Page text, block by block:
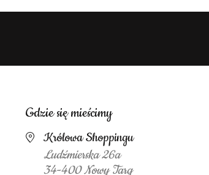
Gdzie się mieścimy
Królowa Shoppingu
Ludźmierska 26a
34-400 Nowy Targ